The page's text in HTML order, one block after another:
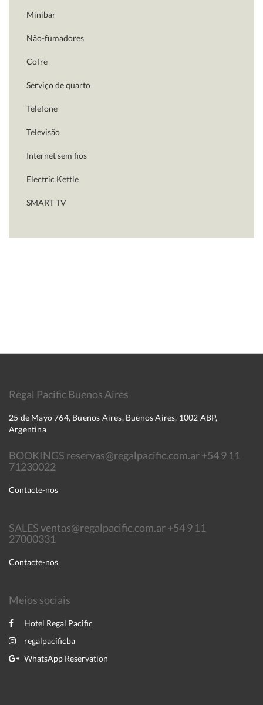
Minibar
Não-fumadores
Cofre
Serviço de quarto
Telefone
Televisão
Internet sem fios
Electric Kettle
SMART TV
Regal Pacific Buenos Aires
25 de Mayo 764, Buenos Aires, Buenos Aires, 1002 ABP,
Argentina
BOOKINGS reservas@regalpacific.com.ar +54 9 11
71230022
Contacte-nos
SALES ventas@regalpacific.com.ar +54 9 11
27000331
Contacte-nos
Meios sociais
Hotel Regal Pacific
regalpacificba
WhatsApp Reservation